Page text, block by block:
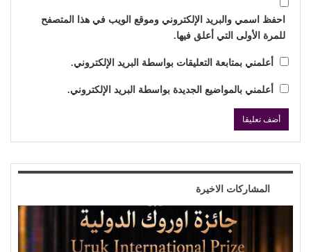
احفظ اسمي والبريد الإلكتروني وموقع الويب في هذا المتصفح
للمرة الأولى التي أعلق فيها.
أعلمني بمتابعة التعليقات بواسطة البريد الإلكتروني.
أعلمني بالمواضيع الجديدة بواسطة البريد الإلكتروني.
المشاركات الاخيرة